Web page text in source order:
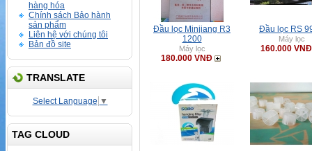
hàng hóa
Chính sách Bảo hành
sản phẩm
Liên hệ với chúng tôi
Bản đồ site
TRANSLATE
Select Language ▼
TAG CLOUD
Đầu lọc Minjiang R3
1200
Máy lọc
180.000 VNĐ
Đầu lọc RS
Máy lọc
160.000 VNĐ